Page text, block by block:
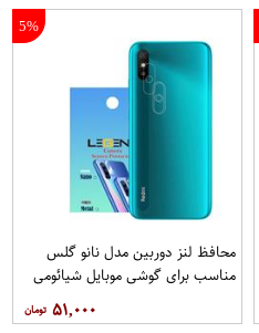
5%
محافظ لنز دوربین مدل نانو گلس
مناسب برای گوشی موبایل شیائومی
۵۱,۰۰۰